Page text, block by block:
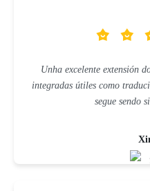
Unha excelente extensión
integradas útiles como
segue sendo